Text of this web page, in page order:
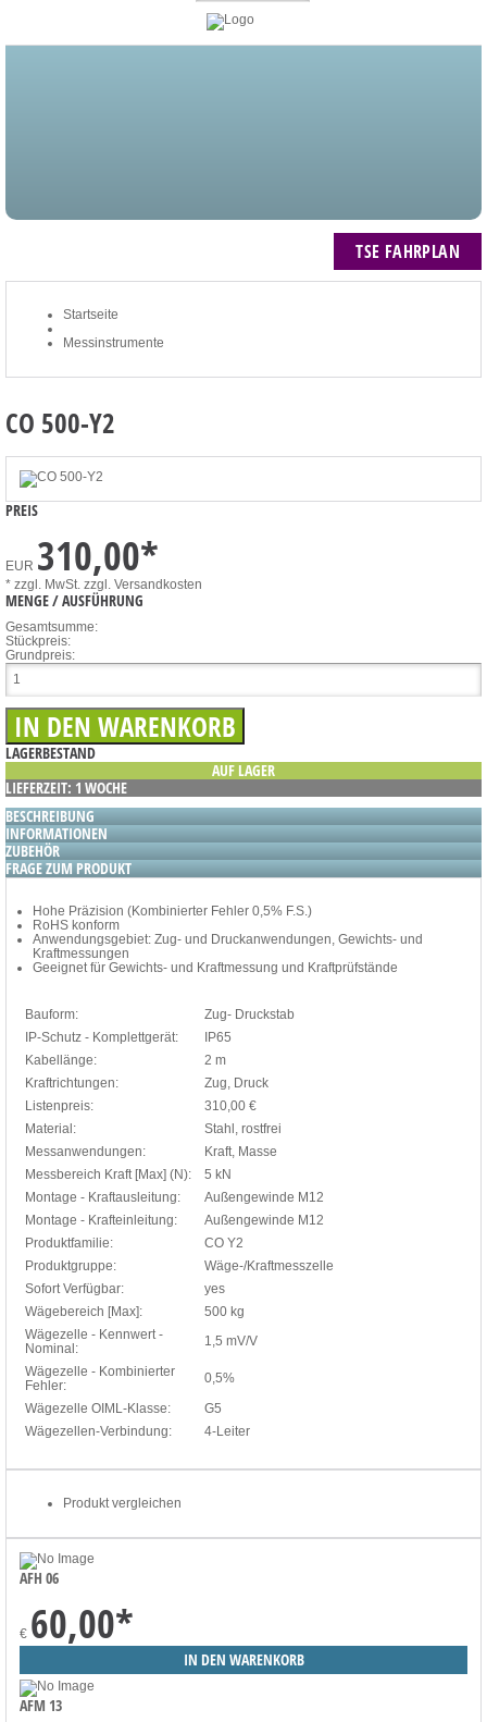
TSE FAHRPLAN
Startseite
Messinstrumente
CO 500-Y2
PREIS
EUR 310,00*
* zzgl. MwSt. zzgl. Versandkosten
MENGE / AUSFÜHRUNG
Gesamtsumme:
Stückpreis:
Grundpreis:
LAGERBESTAND
AUF LAGER
LIEFERZEIT: 1 WOCHE
BESCHREIBUNG
INFORMATIONEN
ZUBEHÖR
FRAGE ZUM PRODUKT
Hohe Präzision (Kombinierter Fehler 0,5% F.S.)
RoHS konform
Anwendungsgebiet: Zug- und Druckanwendungen, Gewichts- und
Kraftmessungen
Geeignet für Gewichts- und Kraftmessung und Kraftprüfstände
Bauform:
Zug- Druckstab
IP-Schutz - Komplettgerät:
IP65
Kabellänge:
2 m
Kraftrichtungen:
Zug, Druck
Listenpreis:
310,00 €
Material:
Stahl, rostfrei
Messanwendungen:
Kraft, Masse
Messbereich Kraft [Max] (N):
5 kN
Montage - Kraftausleitung:
Außengewinde M12
Montage - Krafteinleitung:
Außengewinde M12
Produktfamilie:
CO Y2
Produktgruppe:
Wäge-/Kraftmesszelle
Sofort Verfügbar:
yes
Wägebereich [Max]:
500 kg
Wägezelle - Kennwert -
Nominal:
1,5 mV/V
Wägezelle - Kombinierter
Fehler:
0,5%
Wägezelle OIML-Klasse:
G5
Wägezellen-Verbindung:
4-Leiter
Produkt vergleichen
AFH 06
€ 60,00*
AFM 13